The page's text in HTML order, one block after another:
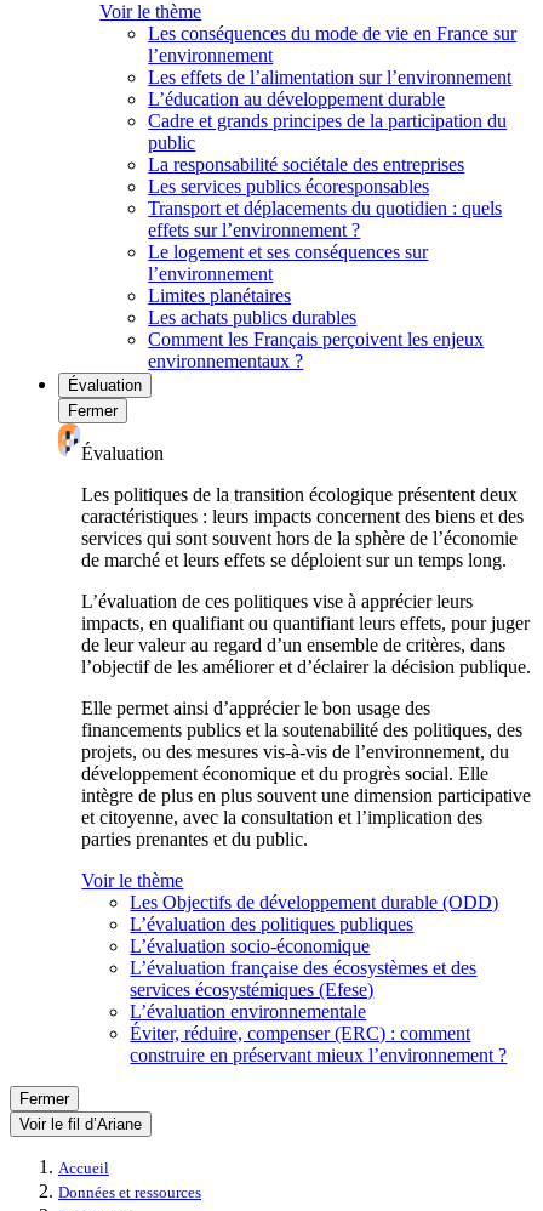
Voir le thème
Les conséquences du mode de vie en France sur
l’environnement
Les effets de l’alimentation sur l’environnement
L’éducation au développement durable
Cadre et grands principes de la participation du
public
La responsabilité sociétale des entreprises
Les services publics écoresponsables
Transport et déplacements du quotidien : quels
effets sur l’environnement ?
Le logement et ses conséquences sur
l’environnement
Limites planétaires
Les achats publics durables
Comment les Français perçoivent les enjeux
environnementaux ?
Évaluation
Fermer
Évaluation
Les politiques de la transition écologique présentent deux
caractéristiques : leurs impacts concernent des biens et des
services qui sont souvent hors de la sphère de l’économie
de marché et leurs effets se déploient sur un temps long.
L’évaluation de ces politiques vise à apprécier leurs
impacts, en qualifiant ou quantifiant leurs effets, pour juger
de leur valeur au regard d’un ensemble de critères, dans
l’objectif de les améliorer et d’éclairer la décision publique.
Elle permet ainsi d’apprécier le bon usage des
financements publics et la soutenabilité des politiques, des
projets, ou des mesures vis-à-vis de l’environnement, du
développement économique et du progrès social. Elle
intègre de plus en plus souvent une dimension participative
et citoyenne, avec la consultation et l’implication des
parties prenantes et du public.
Voir le thème
Les Objectifs de développement durable (ODD)
L’évaluation des politiques publiques
L’évaluation socio-économique
L’évaluation française des écosystèmes et des
services écosystémiques (Efese)
L’évaluation environnementale
Éviter, réduire, compenser (ERC) : comment
construire en préservant mieux l’environnement ?
Fermer
Voir le fil d’Ariane
Accueil
Données et ressources